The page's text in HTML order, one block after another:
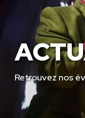
Retrouvez nos